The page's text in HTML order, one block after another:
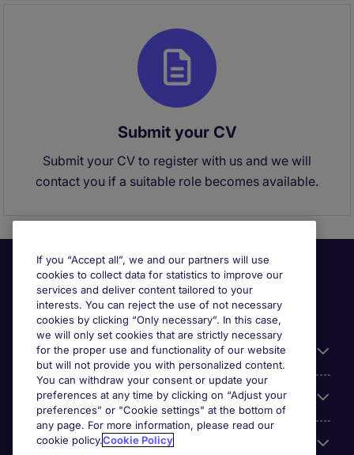
Submit your CV
Submit your CV to register with us and we will
contact you if a suitable role becomes available.
Useful information
Our Expertise
Google Rating
If you “Accept all”, we and our partners will use
cookies to collect data for statistics to improve our
services and deliver content tailored to your
interests. You can reject the use of not necessary
cookies by clicking “Only necessary”. In this case,
we will only set cookies that are strictly necessary
for the proper use and functionality of our website
but will not provide you with personalized content.
You can withdraw your consent or update your
preferences at any time by clicking on “Adjust your
preferences” or "Cookie settings" at the bottom of
any page. For more information, please read our
cookie policy.Cookie Policy